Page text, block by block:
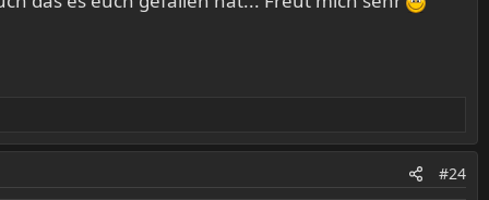
#24